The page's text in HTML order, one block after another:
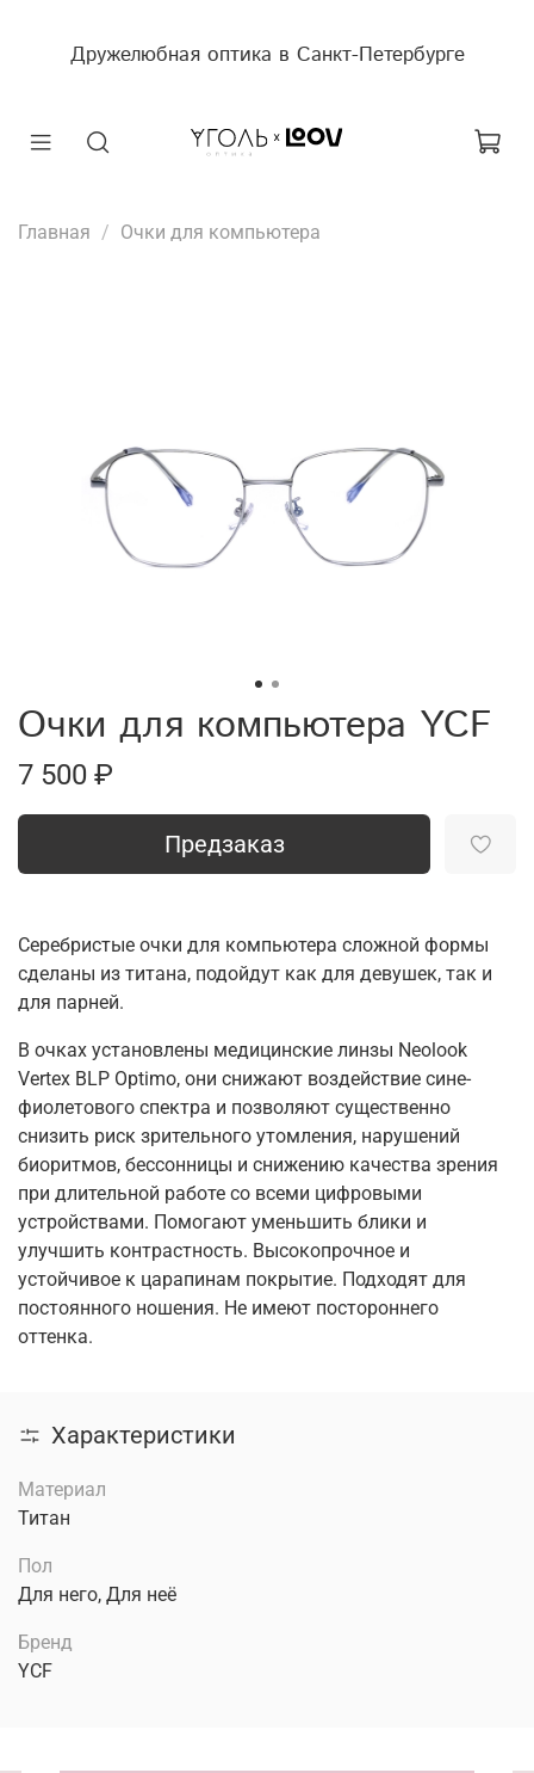
Дружелюбная оптика в Санкт-Петербурге
Главная Очки для компьютера
Очки для компьютера YCF
7 500 ₽
Предзаказ
Серебристые очки для компьютера сложной формы
сделаны из титана, подойдут как для девушек, так и
для парней.
В очках установлены медицинские линзы Neolook
Vertex BLP Optimo, они снижают воздействие сине-
фиолетового спектра и позволяют существенно
снизить риск зрительного утомления, нарушений
биоритмов, бессонницы и снижению качества зрения
при длительной работе со всеми цифровыми
устройствами. Помогают уменьшить блики и
улучшить контрастность. Высокопрочное и
устойчивое к царапинам покрытие. Подходят для
постоянного ношения. Не имеют постороннего
оттенка.
Характеристики
Материал
Титан
Пол
Для него, Для неё
Бренд
YCF